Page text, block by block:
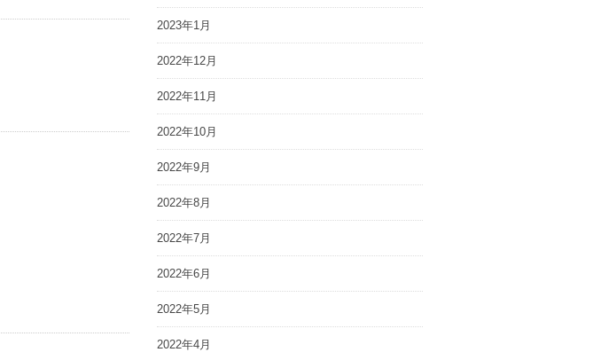
2023年1月
2022年12月
2022年11月
2022年10月
2022年9月
2022年8月
2022年7月
2022年6月
2022年5月
2022年4月